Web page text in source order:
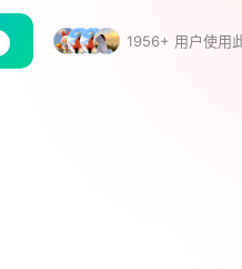
1956+ 用户使用